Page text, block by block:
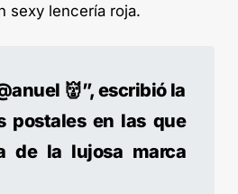
sexy lencería roja.
👹”, escribió la
postales en las que
de la lujosa marca